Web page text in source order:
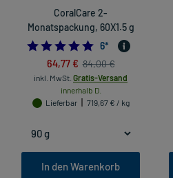
CoralCare 2-
Monatspackung, 60X1.5 g
5.0
6*
64,77 € 84,00 €
inkl. MwSt. Gratis-Versand
innerhalb D.
Lieferbar
719,67 € / kg
In den Warenkorb